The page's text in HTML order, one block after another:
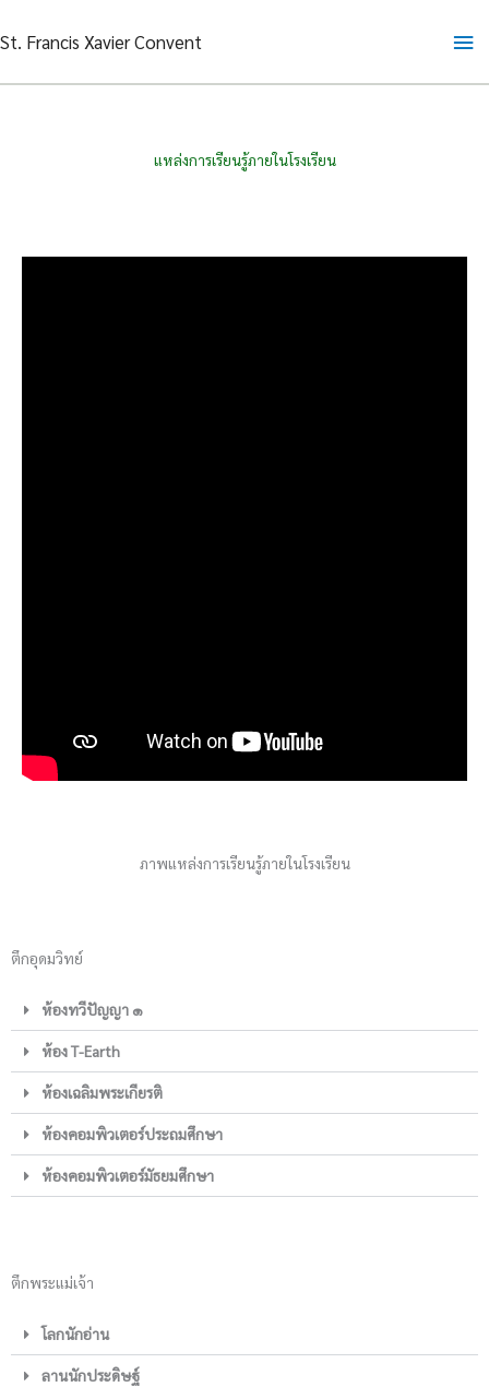
to
St. Francis Xavier Convent
แหล่งการเรียนรู้ภายในโรงเรียน
ภาพแหล่งการเรียนรู้ภายในโรงเรียน
ตึกอุดมวิทย์
ห้องทวีปัญญา ๑
ห้อง T-Earth
ห้องเฉลิมพระเกียรติ
ห้องคอมพิวเตอร์ประถมศึกษา
ห้องคอมพิวเตอร์มัธยมศึกษา
ตึกพระแม่เจ้า
โลกนักอ่าน
ลานนักประดิษฐ์